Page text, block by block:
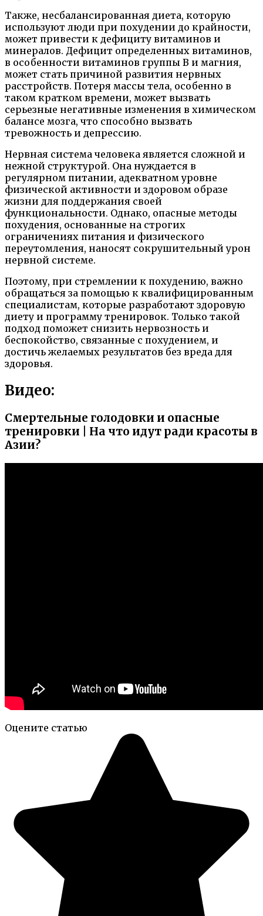
Также, несбалансированная диета, которую
используют люди при похудении до крайности,
может привести к дефициту витаминов и
минералов. Дефицит определенных витаминов,
в особенности витаминов группы B и магния,
может стать причиной развития нервных
расстройств. Потеря массы тела, особенно в
таком кратком времени, может вызвать
серьезные негативные изменения в химическом
балансе мозга, что способно вызвать
тревожность и депрессию.
Нервная система человека является сложной и
нежной структурой. Она нуждается в
регулярном питании, адекватном уровне
физической активности и здоровом образе
жизни для поддержания своей
функциональности. Однако, опасные методы
похудения, основанные на строгих
ограничениях питания и физического
переутомления, наносят сокрушительный урон
нервной системе.
Поэтому, при стремлении к похудению, важно
обращаться за помощью к квалифицированным
специалистам, которые разработают здоровую
диету и программу тренировок. Только такой
подход поможет снизить нервозность и
беспокойство, связанные с похудением, и
достичь желаемых результатов без вреда для
здоровья.
Видео:
Смертельные голодовки и опасные
тренировки | На что идут ради красоты в
Азии?
Оцените статью